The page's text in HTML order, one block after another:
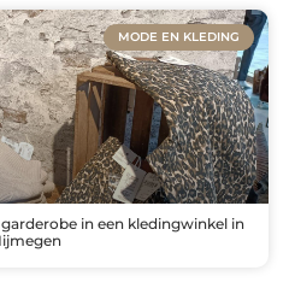
MODE EN KLEDING
in een kledingwinkel in